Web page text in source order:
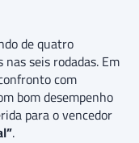
de quatro
seis rodadas. Em
com
bom desempenho
para o vencedor
.